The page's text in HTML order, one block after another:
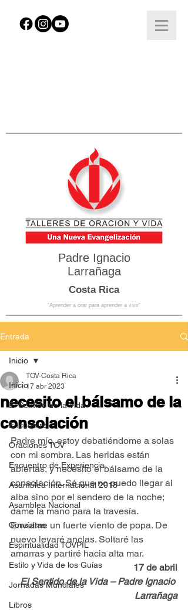
Padre Ignacio
Larrañaga
Costa Rica
“Aprender a orar para aprender a vivir”
Entrada
Inicio
El Sentido de la Vida
Encuentro
Oraciones TOV
Encuentro de Experiencia
Asamblea Internacional 2018
Asamblea Nacional
Consultas
Espiritualidad TOVPIL
Estilo y Vida de los Guías
Jornadas Mundiales
Libros
Inicio
necesito el bálsamo de la
consolación
TOV-Costa Rica
17 abr 2023
Padre mío, estoy debatiéndome a solas
con mi sombra. Las heridas están
abiertas, y necesito el bálsamo de la
consolación. Sé que no puedo llegar al
alba sino por el sendero de la noche;
dame la mano para la travesía.
Envíame un fuerte viento de popa. De
nuevo levaré anclas. Soltaré las
amarras y partiré hacia alta mar.
17 de abril
El Sentido de la Vida – Padre Ignacio
Larrañaga